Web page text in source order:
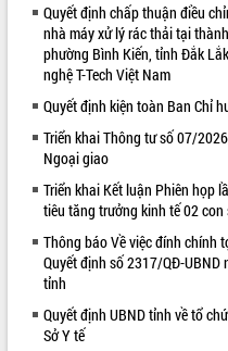
Khám bệnh, cấp phát thuốc miễn phí
và tặng quà người dân xã Cư Pui
Hội nghị UBND tỉnh Đắk Lắk thường kỳ
tháng 7/2026
Lễ truy tặng danh hiệu “Bà Mẹ Việt
Nam Anh hùng” và trao Huân chương
Lao động
UBND tỉnh Đắk Lắk triển khai nhiệm
Kỳ họp thứ Hai, Hội đồng nhân dân
ALBUM ẢNH
Quyết định chấp thuận điều
nhà máy xử lý rác thải tại
phường Bình Kiến, tỉnh Đắk
nghệ T-Tech Việt Nam
Quyết định kiện toàn Ban Chỉ
Triển khai Thông tư số 07/
Ngoại giao
Triển khai Kết luận Phiên họp
tiêu tăng trưởng kinh tế 02
Thông báo Về việc đính chính
Quyết định số 2317/QĐ-
tỉnh
Quyết định UBND tỉnh về tổ
Sở Y tế